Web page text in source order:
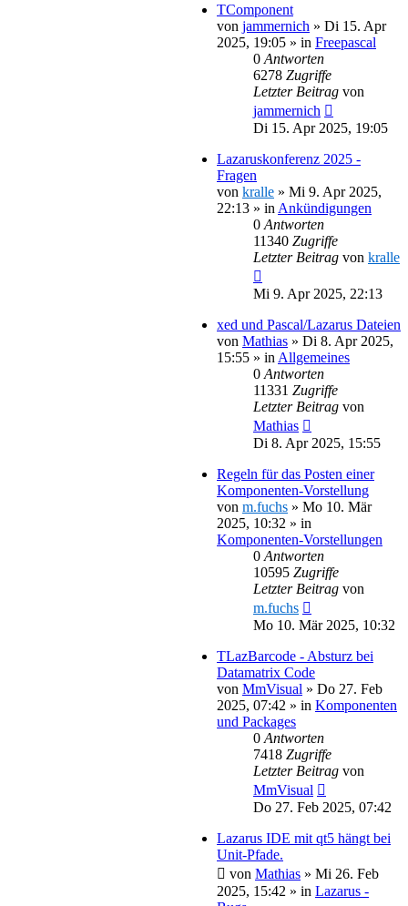
TComponent
von jammernich » Di 15. Apr
2025, 19:05 » in Freepascal
0 Antworten
6278 Zugriffe
Letzter Beitrag von
jammernich
Di 15. Apr 2025, 19:05
Lazaruskonferenz 2025 -
Fragen
von kralle » Mi 9. Apr 2025,
22:13 » in Ankündigungen
0 Antworten
11340 Zugriffe
Letzter Beitrag von kralle
Mi 9. Apr 2025, 22:13
xed und Pascal/Lazarus Dateien
von Mathias » Di 8. Apr 2025,
15:55 » in Allgemeines
0 Antworten
11331 Zugriffe
Letzter Beitrag von
Mathias
Di 8. Apr 2025, 15:55
Regeln für das Posten einer
Komponenten-Vorstellung
von m.fuchs » Mo 10. Mär
2025, 10:32 » in
Komponenten-Vorstellungen
0 Antworten
10595 Zugriffe
Letzter Beitrag von
m.fuchs
Mo 10. Mär 2025, 10:32
TLazBarcode - Absturz bei
Datamatrix Code
von MmVisual » Do 27. Feb
2025, 07:42 » in Komponenten
und Packages
0 Antworten
7418 Zugriffe
Letzter Beitrag von
MmVisual
Do 27. Feb 2025, 07:42
Lazarus IDE mit qt5 hängt bei
Unit-Pfade.
von Mathias » Mi 26. Feb
2025, 15:42 » in Lazarus -